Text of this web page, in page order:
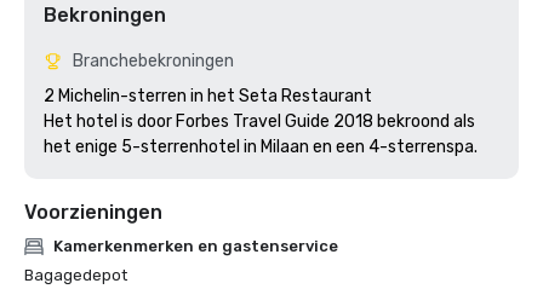
Bekroningen
Branchebekroningen
2 Michelin-sterren in het Seta Restaurant
Het hotel is door Forbes Travel Guide 2018 bekroond als
Voorzieningen
Kamerkenmerken en gastenservice
Bagagedepot